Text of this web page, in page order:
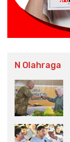
N Olahraga